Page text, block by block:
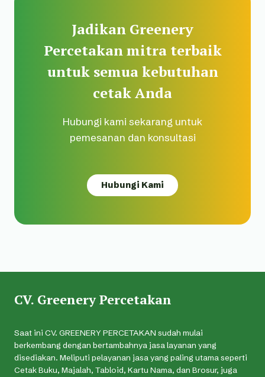
Jadikan Greenery
Percetakan mitra terbaik
untuk semua kebutuhan
cetak Anda
Hubungi kami sekarang untuk
pemesanan dan konsultasi
Hubungi Kami
CV. Greenery Percetakan
Saat ini CV. GREENERY PERCETAKAN sudah mulai
berkembang dengan bertambahnya jasa layanan yang
disediakan. Meliputi pelayanan jasa yang paling utama seperti
Cetak Buku, Majalah, Tabloid, Kartu Nama, dan Brosur, juga